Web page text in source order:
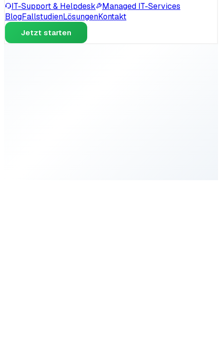
IT-Support & Helpdesk
Managed IT-Services
BlogFallstudienLösungenKontakt
Jetzt starten